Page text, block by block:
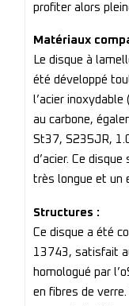
profiter alors
Matériaux
Le disque à
été développé
l’acier inoxydable
au carbone,
St37, S235JR,
d’acier. Ce
très longue et un
Structures :
Ce disque a été
13743, satisfait
homologué par
en fibres de